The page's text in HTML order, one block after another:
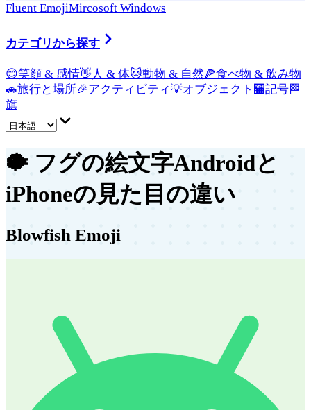
Fluent EmojiMircosoft Windows
カテゴリから探す
😊笑顔 & 感情👋 人 & 体🐱動物 & 自然🍕食べ物 & 飲み物
🚗旅行と場所🎉アクティビティ💡オブジェクト 🏧記号🏁
旗
🐡 フグの絵文字Androidと
iPhoneの見た目の違い
Blowfish Emoji